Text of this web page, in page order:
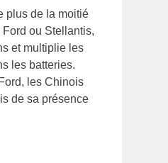
plus de la moitié
ou Stellantis,
et multiplie les
les batteries.
les Chinois
de sa présence